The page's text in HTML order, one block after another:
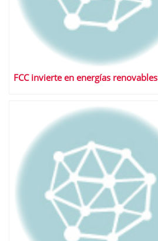
FCC invierte en energías renovables